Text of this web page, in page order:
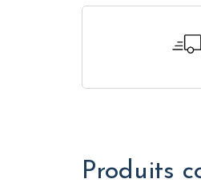
Produits